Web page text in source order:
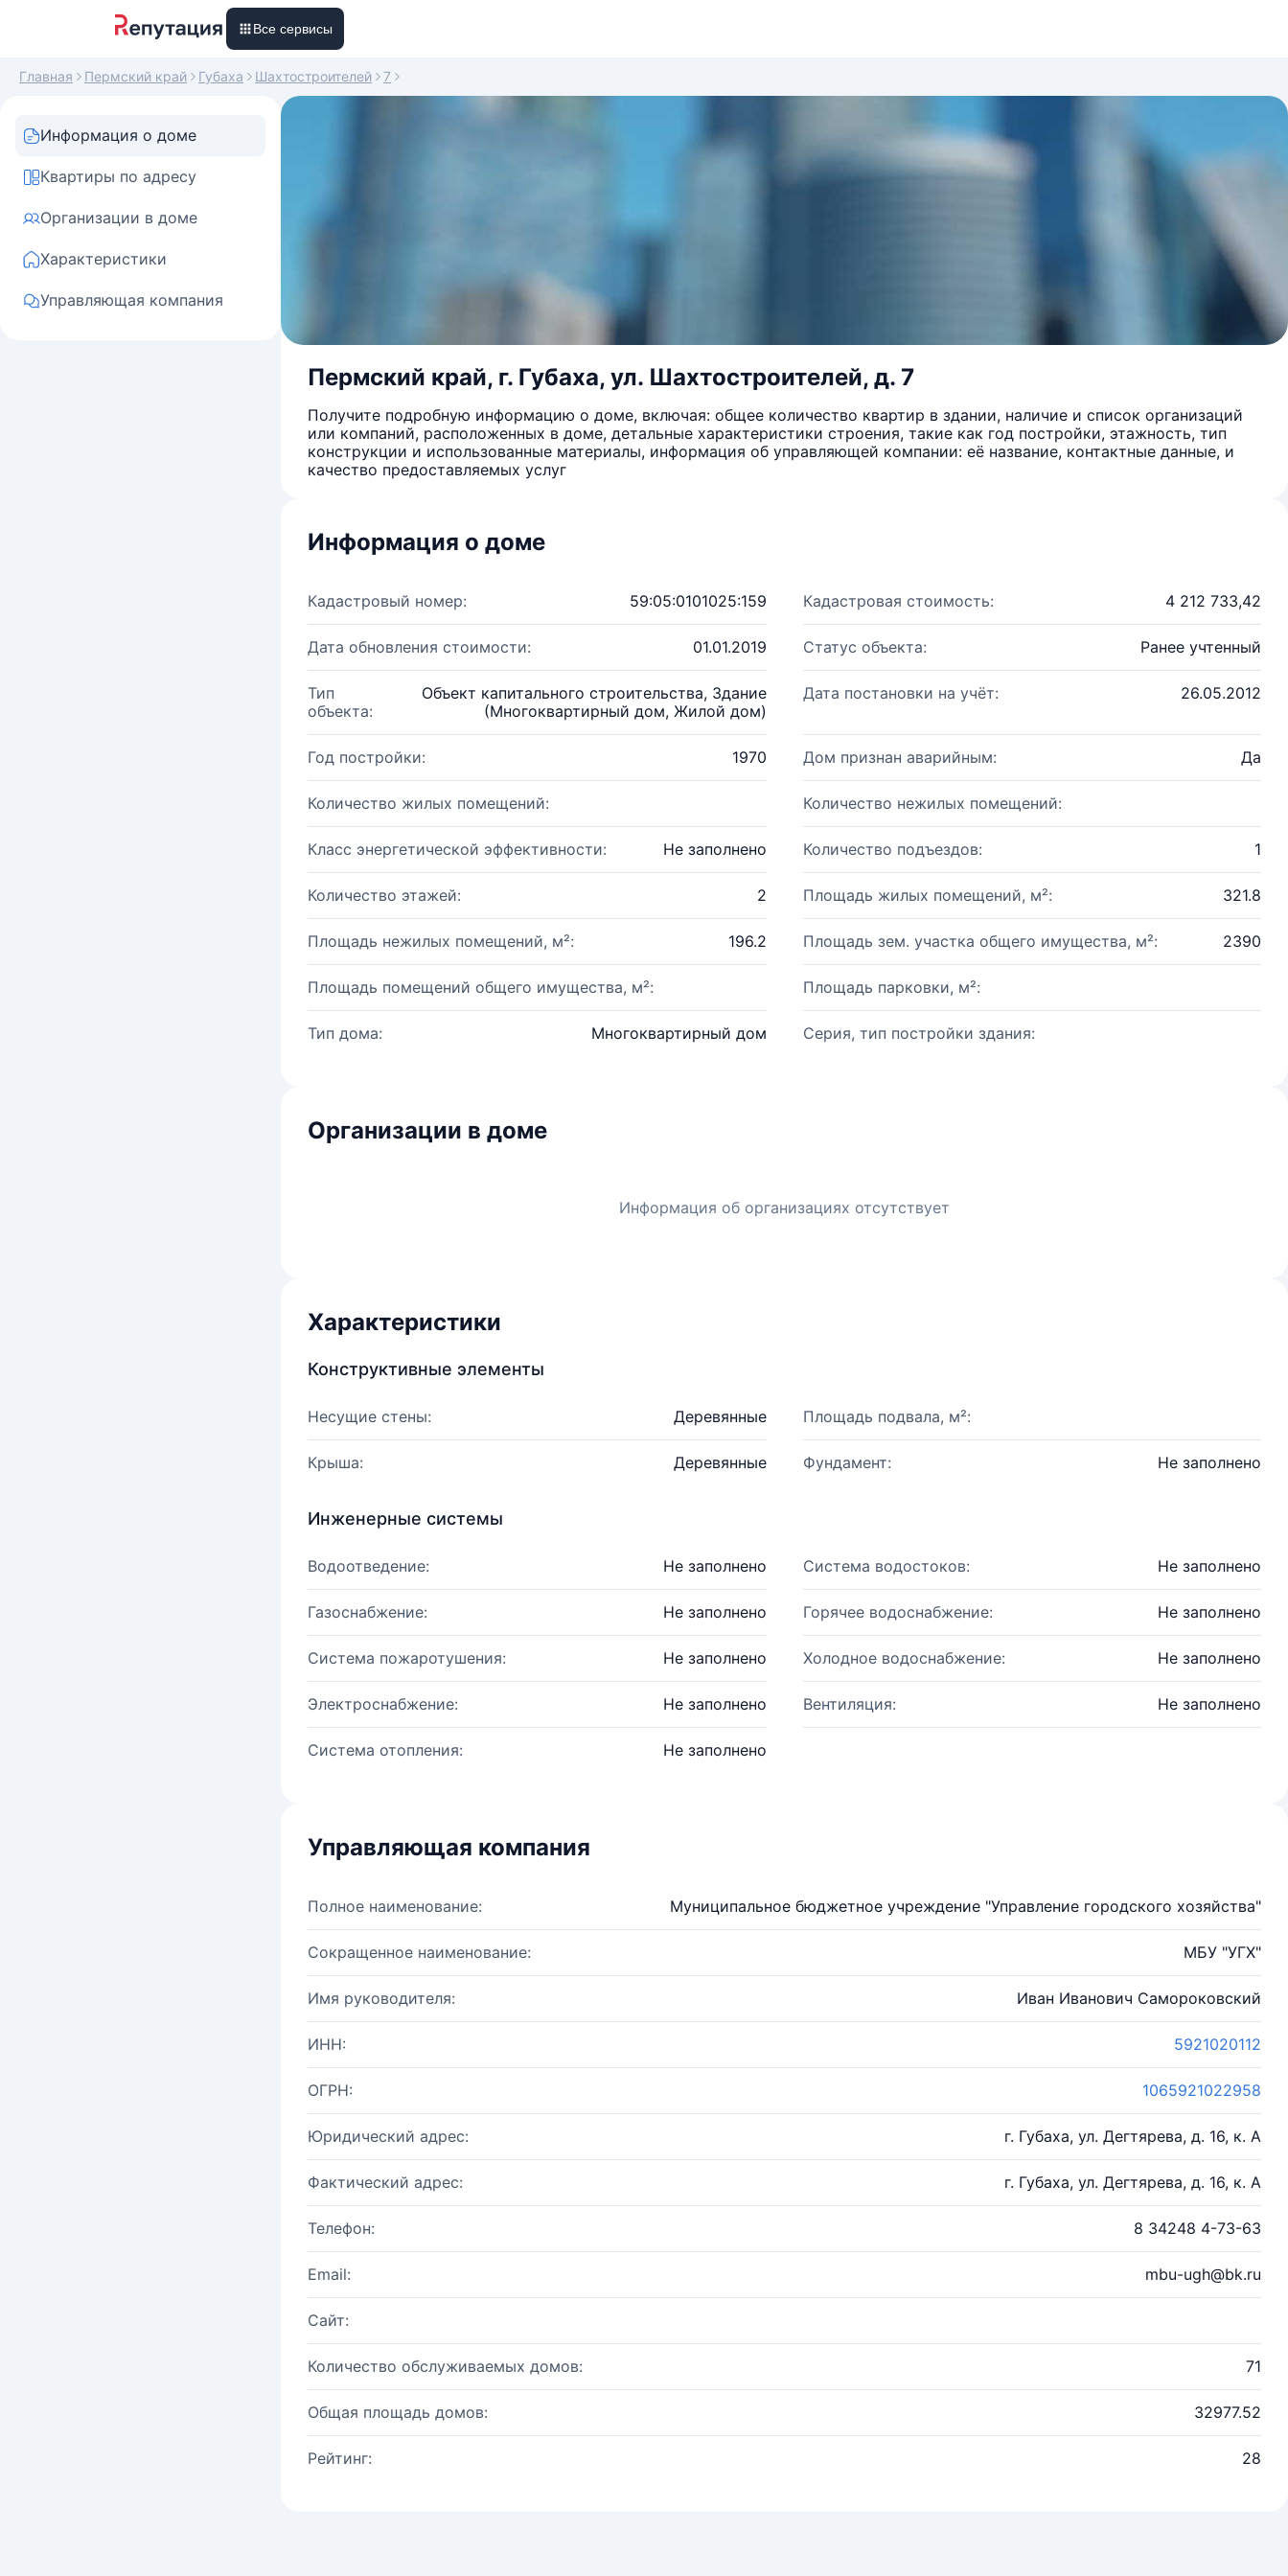
Все сервисы
Главная Пермский край Губаха Шахтостроителей 7
Информация о доме
Квартиры по адресу
Организации в доме
Характеристики
Управляющая компания
Пермский край, г. Губаха, ул. Шахтостроителей, д. 7
Получите подробную информацию о доме, включая: общее количество квартир в здании, наличие и список организаций
или компаний, расположенных в доме, детальные характеристики строения, такие как год постройки, этажность, тип
конструкции и использованные материалы, информация об управляющей компании: её название, контактные данные, и
качество предоставляемых услуг
Информация о доме
Кадастровый номер: 59:05:0101025:159 Кадастровая стоимость: 4 212 733,42
Дата обновления стоимости: 01.01.2019 Статус объекта: Ранее учтенный
Тип
объекта:
Объект капитального строительства, Здание
(Многоквартирный дом, Жилой дом)
Дата постановки на учёт: 26.05.2012
Год постройки: 1970 Дом признан аварийным: Да
Количество жилых помещений: Количество нежилых помещений:
Класс энергетической эффективности: Не заполнено Количество подъездов: 1
Количество этажей: 2 Площадь жилых помещений, м²: 321.8
Площадь нежилых помещений, м²: 196.2 Площадь зем. участка общего имущества, м²: 2390
Площадь помещений общего имущества, м²: Площадь парковки, м²:
Тип дома: Многоквартирный дом Серия, тип постройки здания:
Организации в доме
Информация об организациях отсутствует
Характеристики
Конструктивные элементы
Несущие стены: Деревянные Площадь подвала, м²:
Крыша: Деревянные Фундамент: Не заполнено
Инженерные системы
Водоотведение: Не заполнено Система водостоков: Не заполнено
Газоснабжение: Не заполнено Горячее водоснабжение: Не заполнено
Система пожаротушения: Не заполнено Холодное водоснабжение: Не заполнено
Электроснабжение: Не заполнено Вентиляция: Не заполнено
Система отопления: Не заполнено
Управляющая компания
Полное наименование: Муниципальное бюджетное учреждение "Управление городского хозяйства"
Сокращенное наименование: МБУ "УГХ"
Имя руководителя: Иван Иванович Самороковский
ИНН: 5921020112
ОГРН: 1065921022958
Юридический адрес: г. Губаха, ул. Дегтярева, д. 16, к. А
Фактический адрес: г. Губаха, ул. Дегтярева, д. 16, к. А
Телефон: 8 34248 4-73-63
Email: mbu-ugh@bk.ru
Сайт:
Количество обслуживаемых домов: 71
Общая площадь домов: 32977.52
Рейтинг: 28